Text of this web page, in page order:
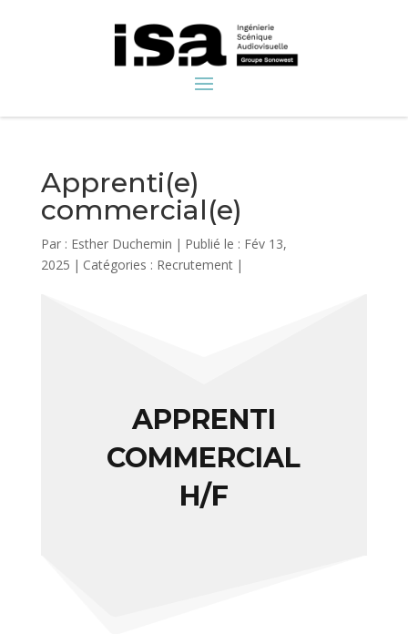
Apprenti(e)
commercial(e)
Par : Esther Duchemin | Publié le : Fév 13,
2025 | Catégories : Recrutement |
APPRENTI
COMMERCIAL
H/F